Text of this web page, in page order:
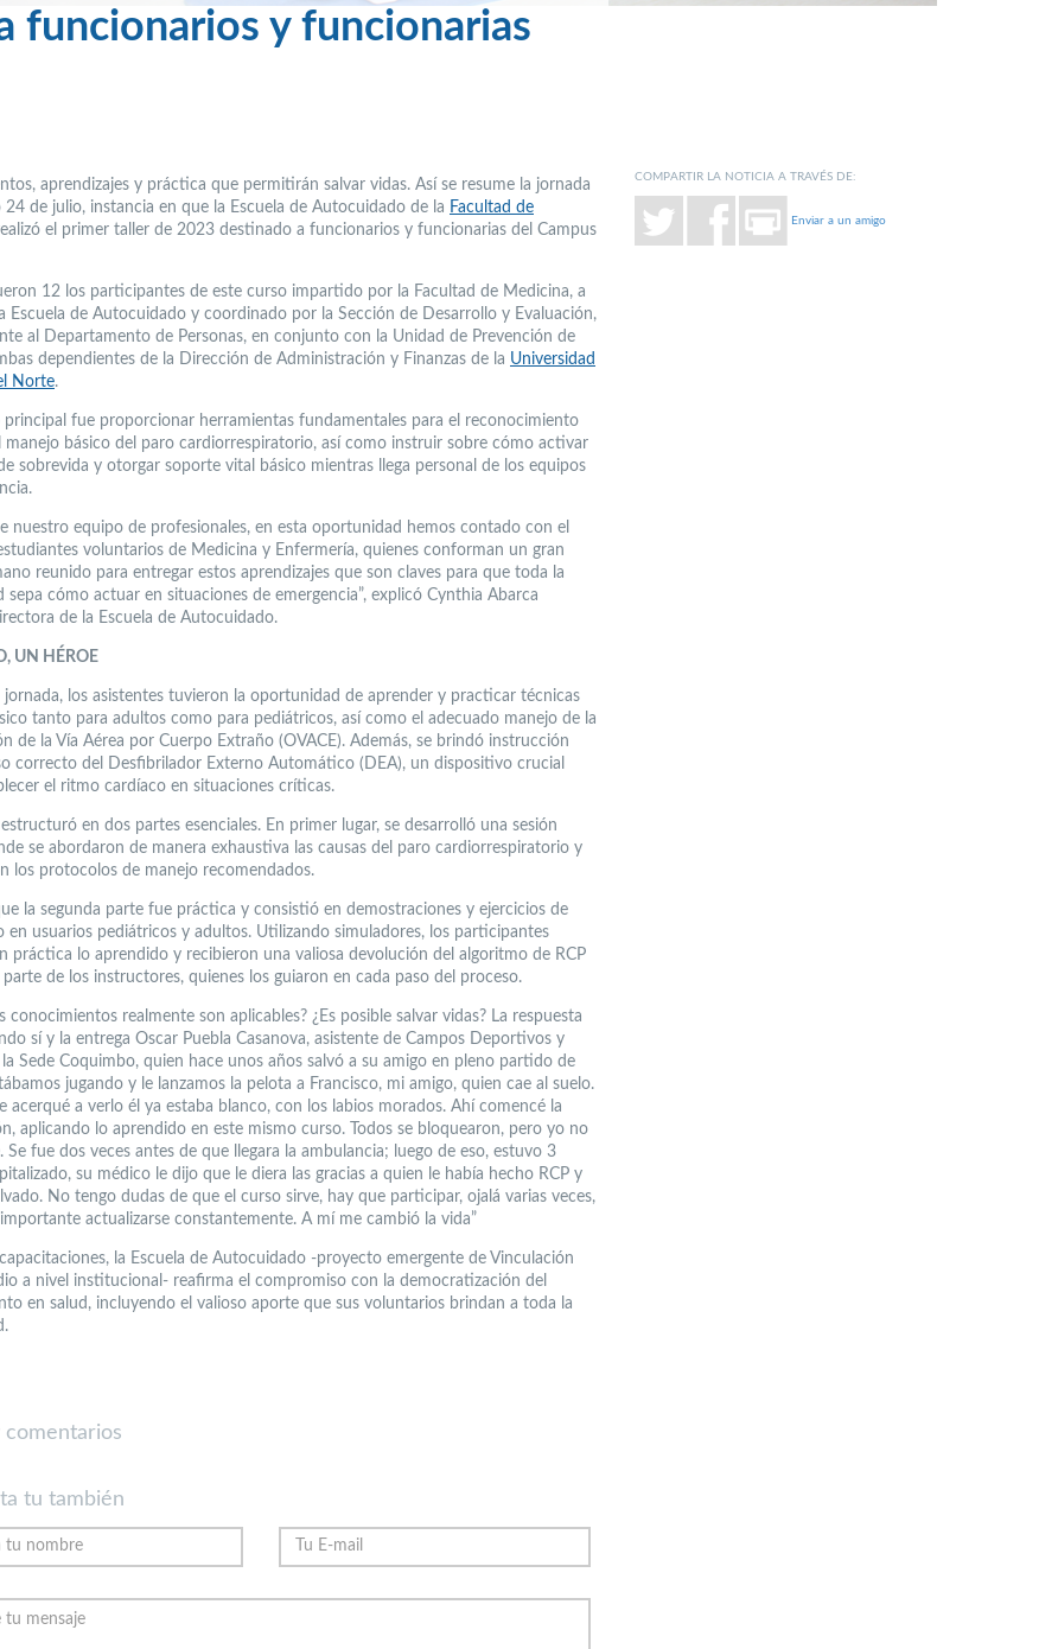
funcionarios y funcionarias
aprendizajes y práctica que permitirán salvar vidas. Así se resume la jornada
24 de julio, instancia en que la Escuela de Autocuidado de la Facultad de
el primer taller de 2023 destinado a funcionarios y funcionarias del Campus
12 los participantes de este curso impartido por la Facultad de Medicina, a
Escuela de Autocuidado y coordinado por la Sección de Desarrollo y Evaluación,
al Departamento de Personas, en conjunto con la Unidad de Prevención de
dependientes de la Dirección de Administración y Finanzas de la Universidad
Norte.
principal fue proporcionar herramientas fundamentales para el reconocimiento
manejo básico del paro cardiorrespiratorio, así como instruir sobre cómo activar
sobrevida y otorgar soporte vital básico mientras llega personal de los equipos
nuestro equipo de profesionales, en esta oportunidad hemos contado con el
voluntarios de Medicina y Enfermería, quienes conforman un gran
reunido para entregar estos aprendizajes que son claves para que toda la
sepa cómo actuar en situaciones de emergencia”, explicó Cynthia Abarca
de la Escuela de Autocuidado.
UN HÉROE
jornada, los asistentes tuvieron la oportunidad de aprender y practicar técnicas
tanto para adultos como para pediátricos, así como el adecuado manejo de la
de la Vía Aérea por Cuerpo Extraño (OVACE). Además, se brindó instrucción
correcto del Desfibrilador Externo Automático (DEA), un dispositivo crucial
el ritmo cardíaco en situaciones críticas.
estructuró en dos partes esenciales. En primer lugar, se desarrolló una sesión
se abordaron de manera exhaustiva las causas del paro cardiorrespiratorio y
los protocolos de manejo recomendados.
la segunda parte fue práctica y consistió en demostraciones y ejercicios de
en usuarios pediátricos y adultos. Utilizando simuladores, los participantes
práctica lo aprendido y recibieron una valiosa devolución del algoritmo de RCP
parte de los instructores, quienes los guiaron en cada paso del proceso.
conocimientos realmente son aplicables? ¿Es posible salvar vidas? La respuesta
sí y la entrega Oscar Puebla Casanova, asistente de Campos Deportivos y
Sede Coquimbo, quien hace unos años salvó a su amigo en pleno partido de
jugando y le lanzamos la pelota a Francisco, mi amigo, quien cae al suelo.
acerqué a verlo él ya estaba blanco, con los labios morados. Ahí comencé la
aplicando lo aprendido en este mismo curso. Todos se bloquearon, pero yo no
Se fue dos veces antes de que llegara la ambulancia; luego de eso, estuvo 3
su médico le dijo que le diera las gracias a quien le había hecho RCP y
No tengo dudas de que el curso sirve, hay que participar, ojalá varias veces,
actualizarse constantemente. A mí me cambió la vida”
la Escuela de Autocuidado -proyecto emergente de Vinculación
a nivel institucional- reafirma el compromiso con la democratización del
en salud, incluyendo el valioso aporte que sus voluntarios brindan a toda la
COMPARTIR LA NOTICIA A TRAVÉS DE:
Enviar a un amigo
comentarios
tu también